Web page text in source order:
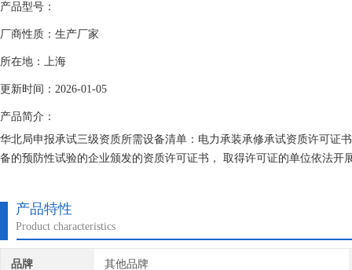
产品型号：
厂商性质：生产厂家
所在地：上海
更新时间：2026-01-05
产品简介：
华北局申报承试三级资质所需设备清单：电力承装承修承试资质许可证
备的预防性试验的企业颁发的资质许可证书， 取得许可证的单位依法开
产品特性
Product characteristics
品牌 其他品牌